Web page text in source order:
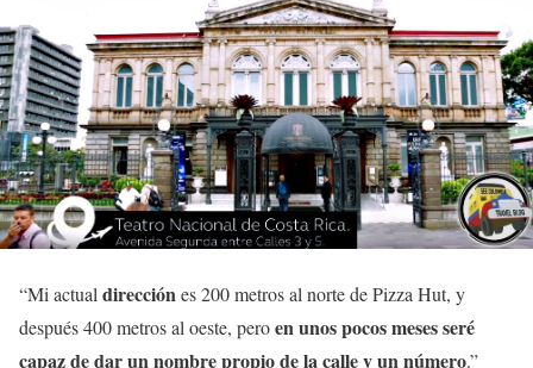
“Mi actual direcciónes 200 metros al norte de Pizza Hut, y
después 400 metros al oeste, peroen unos pocos meses seré
capaz de dar un nombre propio de la calle y un número.”